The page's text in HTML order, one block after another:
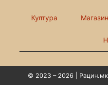
Култура Магазин
© 2023 – 2026 |